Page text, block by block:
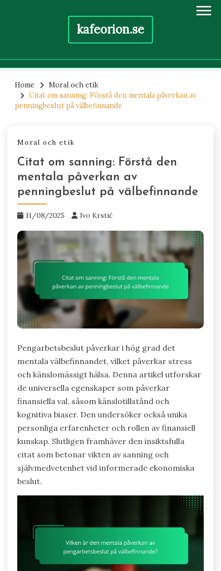
kafeorion.se
content
Home
Moral och etik
Citat om sanning: Förstå den mentala påverkan av
penningbeslut på välbefinnande
Moral och etik
Citat om sanning: Förstå den
mentala påverkan av
penningbeslut på välbefinnande
11/08/2025 Ivo Krstić
Pengarbetsbeslut påverkar i hög grad det
mentala välbefinnandet, vilket påverkar stress
och känslomässigt hälsa. Denna artikel utforskar
de universella egenskaper som påverkar
finansiella val, såsom känslotillstånd och
kognitiva biaser. Den undersöker också unika
personliga erfarenheter och rollen av finansiell
kunskap. Slutligen framhäver den insiktsfulla
citat som betonar vikten av sanning och
självmedvetenhet vid informerade ekonomiska
beslut.